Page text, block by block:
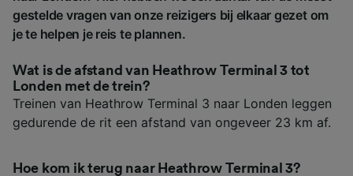
gestelde vragen van onze reizigers bij elkaar gezet om
je te helpen je reis te plannen.
Wat is de afstand van Heathrow Terminal 3 tot
Londen met de trein?
Treinen van Heathrow Terminal 3 naar Londen leggen
gedurende de rit een afstand van ongeveer 23 km af.
Hoe kom ik terug naar Heathrow Terminal 3?